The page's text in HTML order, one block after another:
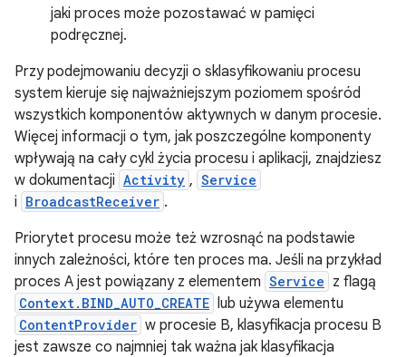
jaki proces może pozostawać w pamięci
podręcznej.
Przy podejmowaniu decyzji o sklasyfikowaniu procesu
system kieruje się najważniejszym poziomem spośród
wszystkich komponentów aktywnych w danym procesie.
Więcej informacji o tym, jak poszczególne komponenty
wpływają na cały cykl życia procesu i aplikacji, znajdziesz
w dokumentacji Activity , Service
i BroadcastReceiver .
Priorytet procesu może też wzrosnąć na podstawie
innych zależności, które ten proces ma. Jeśli na przykład
proces A jest powiązany z elementem Service z flagą
Context.BIND_AUTO_CREATE lub używa elementu
ContentProvider w procesie B, klasyfikacja procesu B
jest zawsze co najmniej tak ważna jak klasyfikacja